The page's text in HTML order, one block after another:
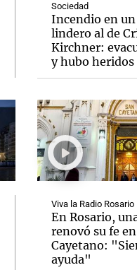
Sociedad
Incendio en
lindero al de
Kirchner:
y hubo
Viva la Radio Rosario
En Rosario,
renovó su fe
Cayetano:
ayuda"
Notas